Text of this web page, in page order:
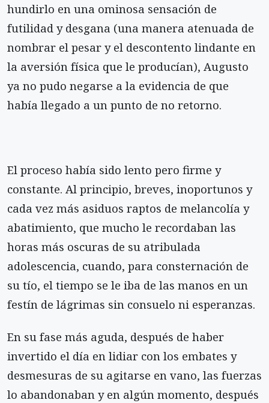
hundirlo en una ominosa sensación de
futilidad y desgana (una manera atenuada de
nombrar el pesar y el descontento lindante en
la aversión física que le producían), Augusto
ya no pudo negarse a la evidencia de que
había llegado a un punto de no retorno.
El proceso había sido lento pero firme y
constante. Al principio, breves, inoportunos y
cada vez más asiduos raptos de melancolía y
abatimiento, que mucho le recordaban las
horas más oscuras de su atribulada
adolescencia, cuando, para consternación de
su tío, el tiempo se le iba de las manos en un
festín de lágrimas sin consuelo ni esperanzas.
En su fase más aguda, después de haber
invertido el día en lidiar con los embates y
desmesuras de su agitarse en vano, las fuerzas
lo abandonaban y en algún momento, después